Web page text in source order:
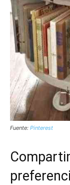
Fuente: Pinterest